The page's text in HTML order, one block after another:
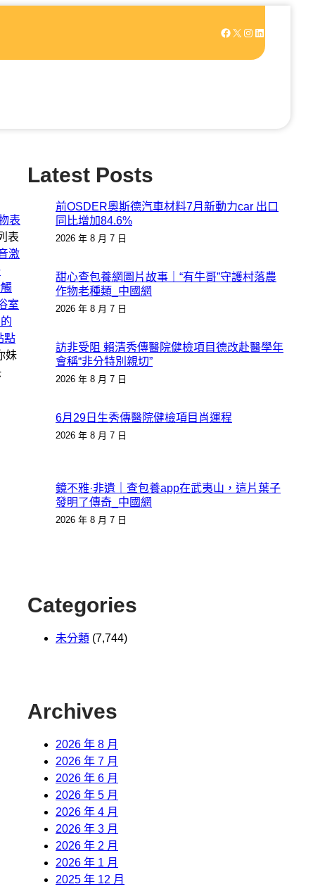
Facebook X Instagram LinkedIn
表
表
激
室
點
妹
Latest Posts
前OSDER奧斯德汽車材料7月新動力car 出口
同比增加84.6%
2026 年 8 月 7 日
甜心查包養網圖片故事｜“有牛哥”守護村落農
作物老種類_中國網
2026 年 8 月 7 日
訪非受阻 賴清秀傳醫院健檢項目德改赴醫學年
會稱“非分特別親切”
2026 年 8 月 7 日
6月29日生秀傳醫院健檢項目肖運程
2026 年 8 月 7 日
鏡不雅·非遺｜查包養app在武夷山，這片葉子
發明了傳奇_中國網
2026 年 8 月 7 日
Categories
未分類 (7,744)
Archives
2026 年 8 月
2026 年 7 月
2026 年 6 月
2026 年 5 月
2026 年 4 月
2026 年 3 月
2026 年 2 月
2026 年 1 月
2025 年 12 月